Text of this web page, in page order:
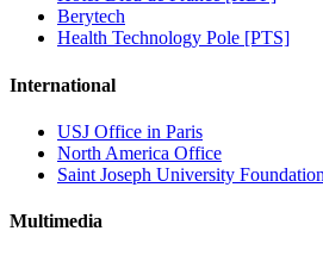
Berytech
Health Technology Pole [PTS]
International
USJ Office in Paris
North America Office
Saint Joseph University
Multimedia